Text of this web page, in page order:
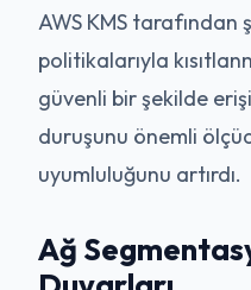
AWS KMS tarafından
politikalarıyla
güvenli bir şekilde
duruşunu önemli
uyumluluğunu artırdı.
Ağ